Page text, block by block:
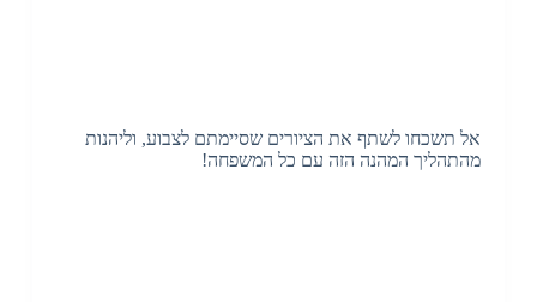
אל תשכחו לשתף את הציורים שסיימתם לצבוע, וליהנות
מהתהליך המהנה הזה עם כל המשפחה!